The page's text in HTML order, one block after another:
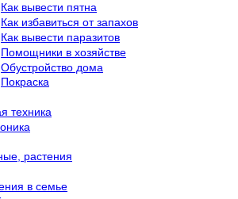
Как вывести пятна
Как избавиться от запахов
Как вывести паразитов
Помощники в хозяйстве
Обустройство дома
Покраска
техника
растения
в семье